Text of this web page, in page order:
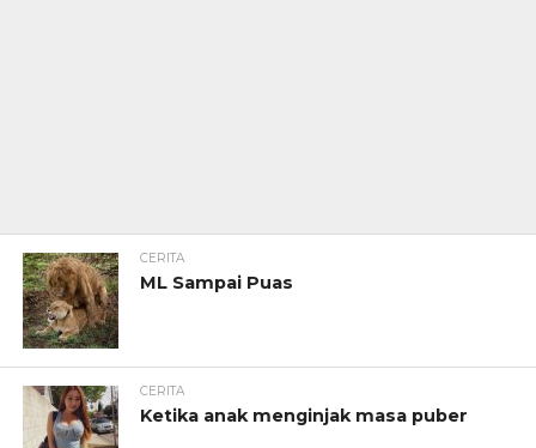
CERITA
ML Sampai Puas
CERITA
Ketika anak menginjak masa puber